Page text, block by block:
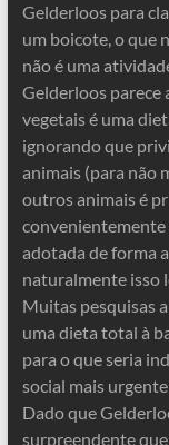
Gelderloos para
um boicote, o que
não é uma
Gelderloos parece
vegetais é uma
ignorando que
animais (para não
outros animais é
convenientemente
adotada de forma
naturalmente isso
Muitas pesquisas
uma dieta total à
para o que seria
social mais
Dado que
surpreendente